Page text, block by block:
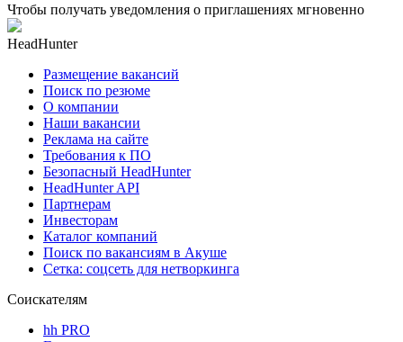
Чтобы получать уведомления о приглашениях мгновенно
HeadHunter
Размещение вакансий
Поиск по резюме
О компании
Наши вакансии
Реклама на сайте
Требования к ПО
Безопасный HeadHunter
HeadHunter API
Партнерам
Инвесторам
Каталог компаний
Поиск по вакансиям в Акуше
Сетка: соцсеть для нетворкинга
Соискателям
hh PRO